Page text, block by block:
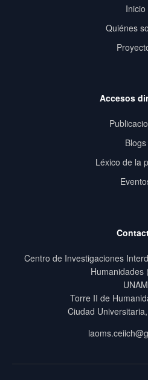
Inicio
Quiénes
Accesos
Blogs
Léxico de la
Centro de Investigaciones
Humanidades
UNAM
Torre II de
Ciudad